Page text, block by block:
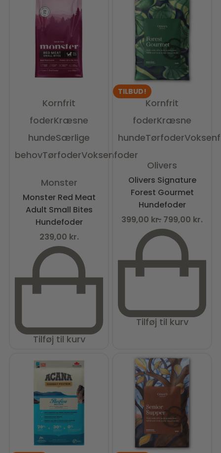
Kornfrit
foderKræsne
hundeSærlige
behovTørfoderVoksenfoder
Monster
Monster Red Meat
Adult Small Bites
Hundefoder
239,00 kr.
Tilføj til kurv
TILBUD!
Kornfrit
foderKræsne
hundeTørfoder
Olivers
Olivers Signature
Forest Gourmet
Hundefoder
399,00 kr. 799,00 kr.
Tilføj til kurv